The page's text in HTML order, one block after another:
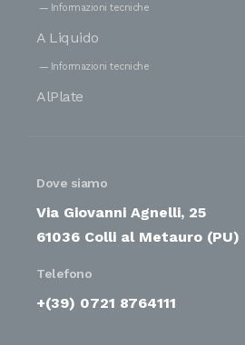
Informazioni tecniche
A Liquido
Informazioni tecniche
AlPlate
Dove siamo
Via Giovanni Agnelli, 25
61036 Colli al Metauro
Telefono
+(39) 0721 8764111